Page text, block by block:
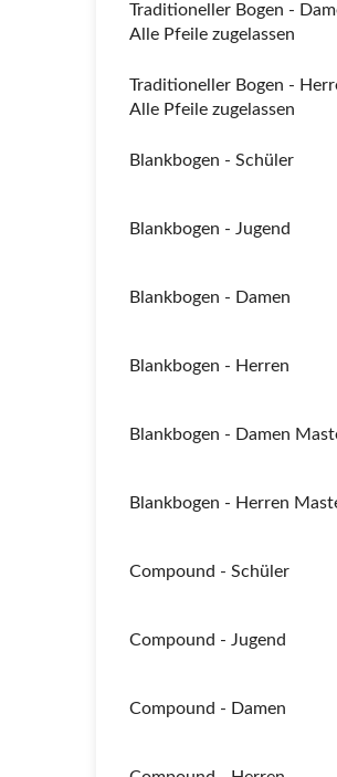
Traditioneller Bogen -
Alle Pfeile zugelassen
Traditioneller Bogen -
Alle Pfeile zugelassen
Blankbogen - Schüler
Blankbogen - Jugend
Blankbogen - Damen
Blankbogen - Herren
Blankbogen - Damen
Blankbogen - Herren
Compound - Schüler
Compound - Jugend
Compound - Damen